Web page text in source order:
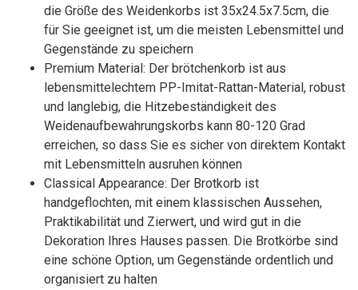
die Größe des Weidenkorbs ist 35x24.5x7.5cm, die
für Sie geeignet ist, um die meisten Lebensmittel und
Gegenstände zu speichern
Premium Material: Der brötchenkorb ist aus
lebensmittelechtem PP-Imitat-Rattan-Material, robust
und langlebig, die Hitzebeständigkeit des
Weidenaufbewahrungskorbs kann 80-120 Grad
erreichen, so dass Sie es sicher von direktem Kontakt
mit Lebensmitteln ausruhen können
Classical Appearance: Der Brotkorb ist
handgeflochten, mit einem klassischen Aussehen,
Praktikabilität und Zierwert, und wird gut in die
Dekoration Ihres Hauses passen. Die Brotkörbe sind
eine schöne Option, um Gegenstände ordentlich und
organisiert zu halten